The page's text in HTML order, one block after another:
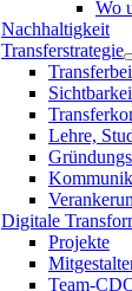
Wo
Nachhaltigkeit
Transferstrategie
Lehre,
Digitale
Projekte
Team-